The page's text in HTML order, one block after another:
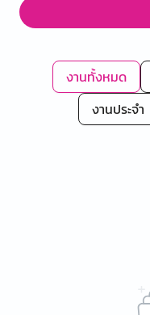
งานทั้งหมด
งานประจำ